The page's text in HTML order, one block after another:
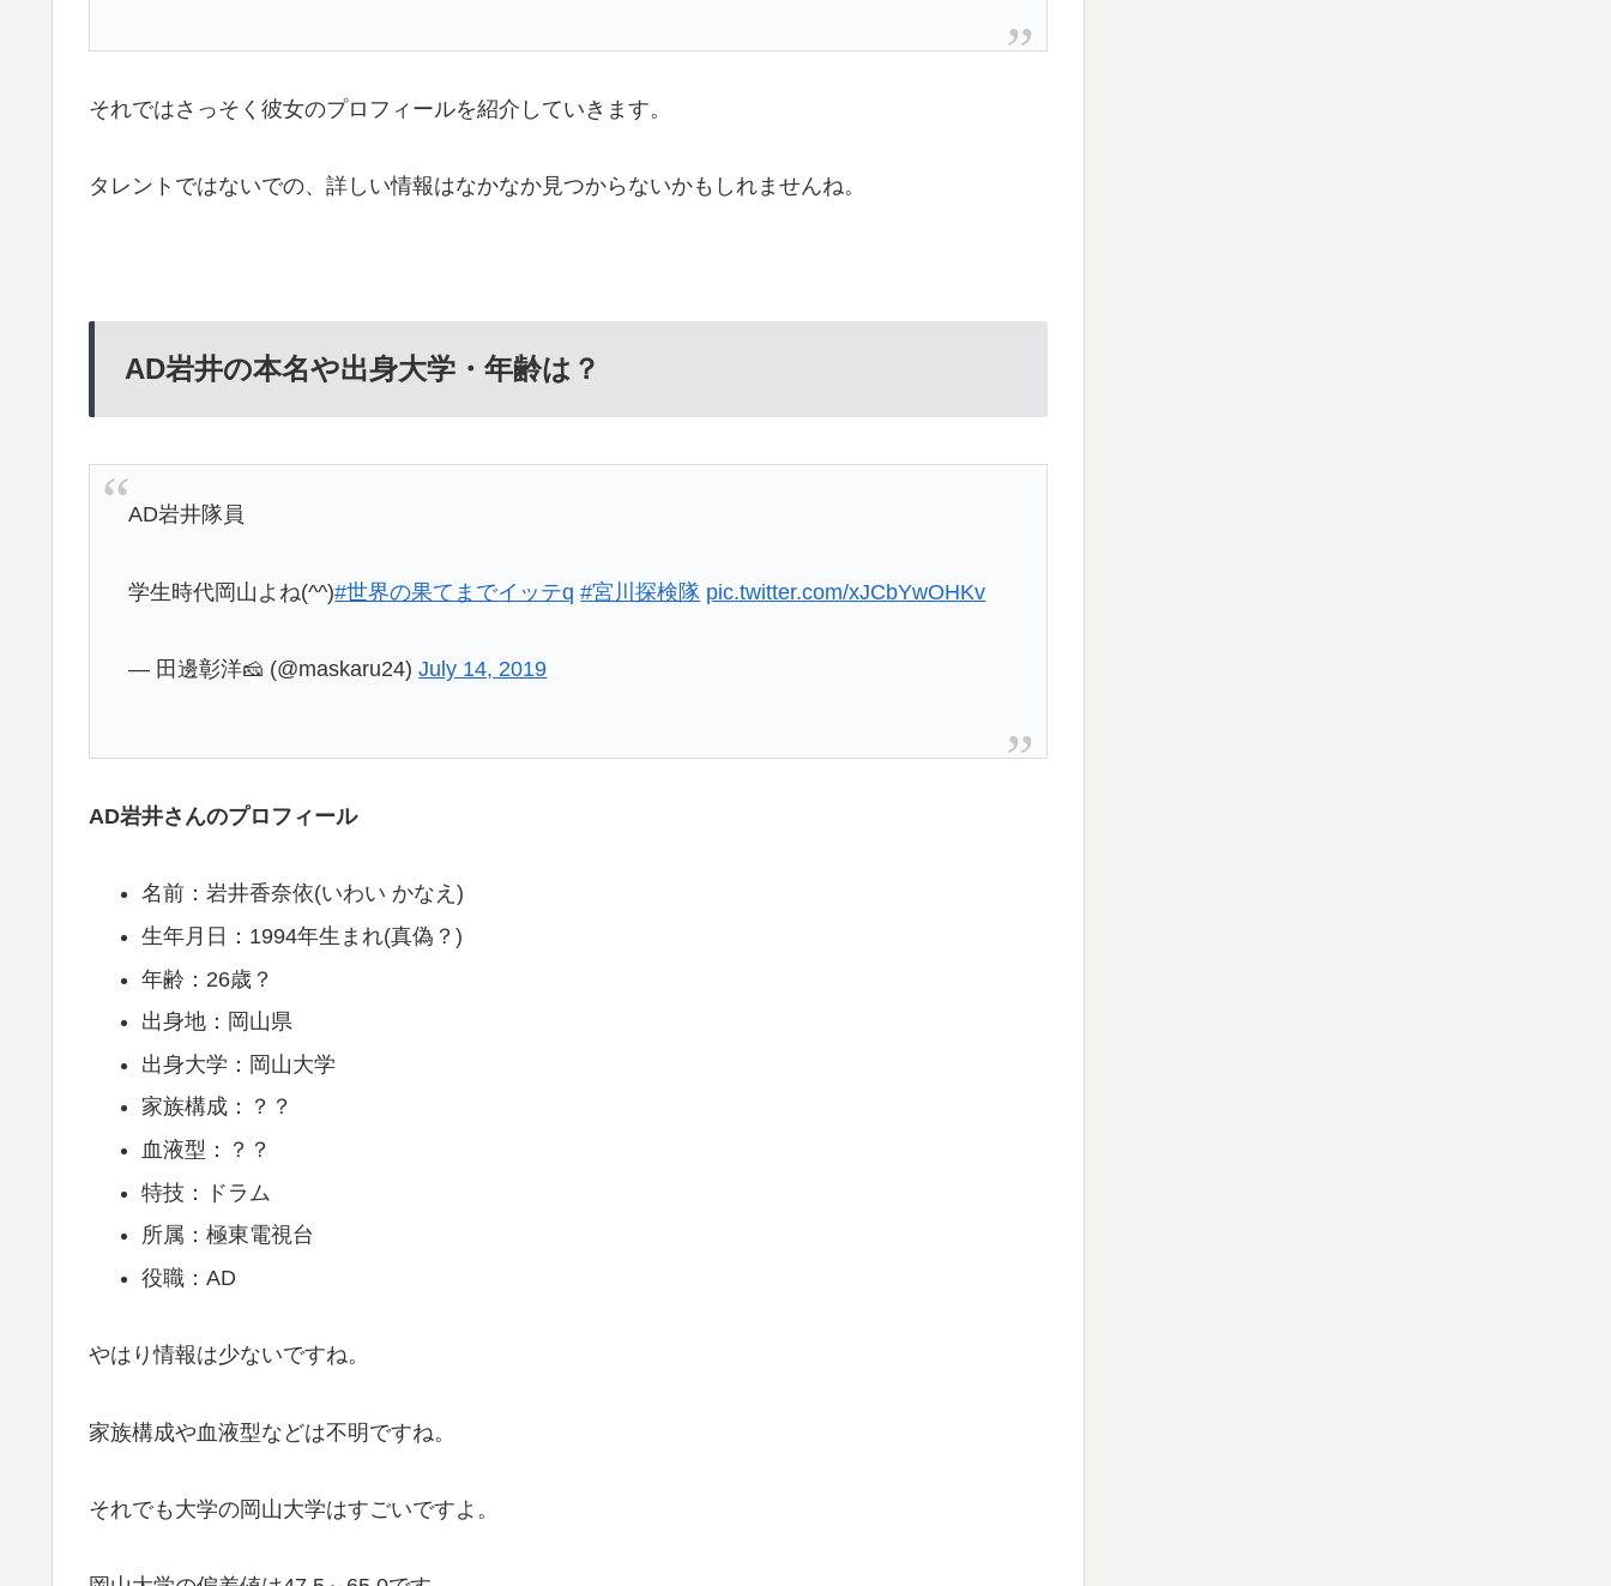
それではさっそく彼女のプロフィールを紹介していきます。
タレントではないでの、詳しい情報はなかなか見つからないかもしれませんね。
AD岩井の本名や出身大学・年齢は？
AD岩井隊員
学生時代岡山よね(^^)#世界の果てまでイッテq #宮川探検隊 pic.twitter.com/xJCbYwOHKv
— 田邊彰洋🧀 (@maskaru24)July 14, 2019
AD岩井さんのプロフィール
名前：岩井香奈依(いわい かなえ)
生年月日：1994年生まれ(真偽？)
年齢：26歳？
出身地：岡山県
出身大学：岡山大学
家族構成：？？
血液型：？？
特技：ドラム
所属：極東電視台
役職：AD
やはり情報は少ないですね。
家族構成や血液型などは不明ですね。
それでも大学の岡山大学はすごいですよ。